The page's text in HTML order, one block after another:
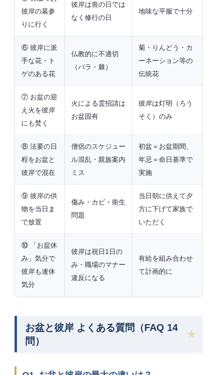
彼岸の墓参
りに行く
彼岸は喪の日では
なく修行の日
地味な平服で十分
⑥ 彼岸に派
手な花・ト
ゲのある花
仏教的に不適切
（バラ・棘）
菊・りんどう・カ
ーネーション等の
伝統花
⑦ お盆の迎
え火を彼岸
にも焚く
火による霊招請は
お盆固有
彼岸は灯明（ろう
そく）のみ
⑧ 法要の日
程をお盆と
彼岸で混在
僧侶のスケジュー
ル混乱・親族案内
ミス
初盆＝お盆期間、
年忌＝命日基準で
実施
⑨ 彼岸の供
物を当日ま
で放置
傷み・カビ・衛生
問題
当日朝に供えて夕
方に下げて家族で
いただく
⑩ 「お盆休
み」気分で
彼岸も連休
気分
彼岸は祝日1日の
み・職場のマナー
違反になる
有給を組み合わせ
て計画的に
お盆と彼岸 よくある質問（FAQ 14
問）